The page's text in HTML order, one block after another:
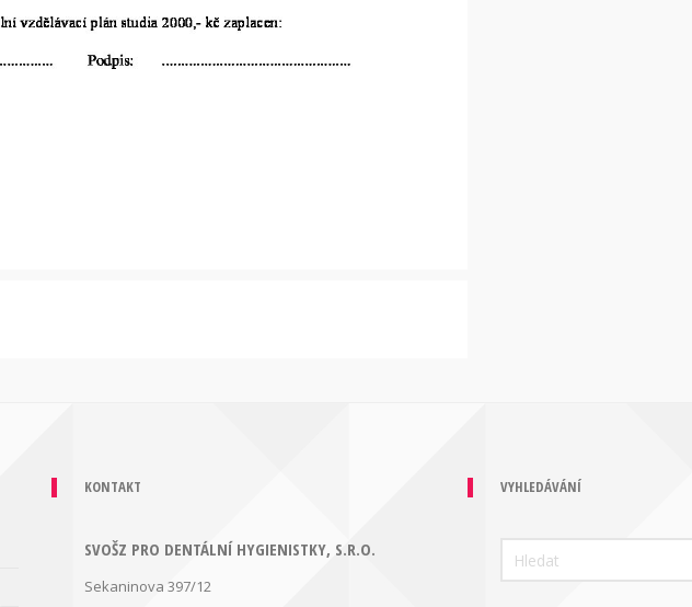
KONTAKT
SVOŠZ PRO DENTÁLNÍ HYGIENISTKY, S.R.O.
Sekaninova 397/12
VYHLEDÁVÁNÍ